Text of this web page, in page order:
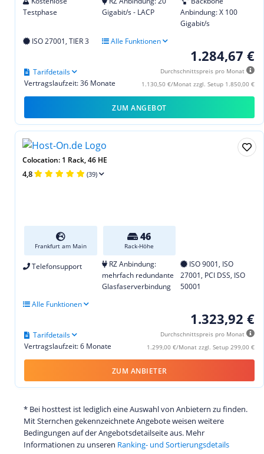
Testphase
Gigabit/s - LACP
Anbindung: X 100
Gigabit/s
ISO 27001, TIER 3
Alle Funktionen
1.284,67 €
Durchschnittspreis pro Monat
1.130,50 €/Monat zzgl. Setup 1.850,00 €
Vertragslaufzeit: 36 Monate
Tarifdetails
ZUM ANGEBOT
Colocation: 1 Rack, 46 HE
4,8 (39)
Frankfurt am Main
46
Rack-Höhe
Telefonsupport
RZ Anbindung:
mehrfach redundante
Glasfaserverbindung
ISO 9001, ISO
27001, PCI DSS, ISO
50001
Alle Funktionen
1.323,92 €
Durchschnittspreis pro Monat
1.299,00 €/Monat zzgl. Setup 299,00 €
Vertragslaufzeit: 6 Monate
Tarifdetails
ZUM ANBIETER
* Bei hosttest ist lediglich eine Auswahl von Anbietern zu finden.
Mit Sternchen gekennzeichnete Angebote weisen weitere
Bedingungen auf der Angebotsdetailseite aus. Mehr
Informationen zu unseren Ranking- und Sortierungsdetails